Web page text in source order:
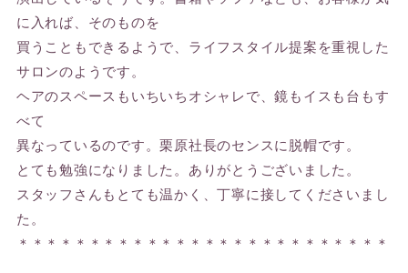
に入れば、そのものを
買うこともできるようで、ライフスタイル提案を重視した
サロンのようです。
ヘアのスペースもいちいちオシャレで、鏡もイスも台もす
べて
異なっているのです。栗原社長のセンスに脱帽です。
とても勉強になりました。ありがとうございました。
スタッフさんもとても温かく、丁寧に接してくださいまし
た。
＊＊＊＊＊＊＊＊＊＊＊＊＊＊＊＊＊＊＊＊＊＊＊＊＊＊